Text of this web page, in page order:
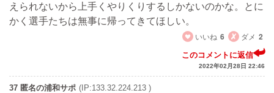
えられないから上手くやりくりするしかないのかな。とに
かく選手たちは無事に帰ってきてほしい。
いいね 6 ダメ 2
このコメントに返信
2022年02月28日 22:46
37 匿名の浦和サポ (IP:133.32.224.213 )